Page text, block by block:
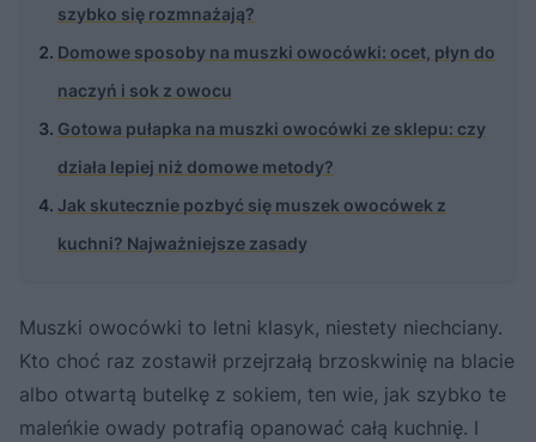
szybko się rozmnażają?
Domowe sposoby na muszki owocówki: ocet, płyn do
naczyń i sok z owocu
Gotowa pułapka na muszki owocówki ze sklepu: czy
działa lepiej niż domowe metody?
Jak skutecznie pozbyć się muszek owocówek z
kuchni? Najważniejsze zasady
Muszki owocówki to letni klasyk, niestety niechciany.
Kto choć raz zostawił przejrzałą brzoskwinię na blacie
albo otwartą butelkę z sokiem, ten wie, jak szybko te
maleńkie owady potrafią opanować całą kuchnię. I